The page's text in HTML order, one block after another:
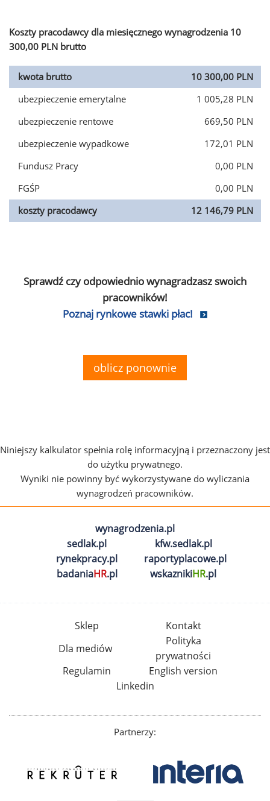
Koszty pracodawcy dla miesięcznego wynagrodzenia 10
300,00 PLN brutto
kwota brutto
10 300,00 PLN
ubezpieczenie emerytalne
1 005,28 PLN
ubezpieczenie rentowe
669,50 PLN
ubezpieczenie wypadkowe
172,01 PLN
Fundusz Pracy
0,00 PLN
FGŚP
0,00 PLN
koszty pracodawcy
12 146,79 PLN
Sprawdź czy odpowiednio wynagradzasz swoich
pracowników!
Poznaj rynkowe stawki płac!
oblicz ponownie
Niniejszy kalkulator spełnia rolę informacyjną i przeznaczony jest
do użytku prywatnego.
Wyniki nie powinny być wykorzystywane do wyliczania
wynagrodzeń pracowników.
wynagrodzenia.pl
sedlak.pl
kfw.sedlak.pl
rynekpracy.pl
raportyplacowe.pl
badaniaHR.pl wskaznikiHR.pl
Sklep
Kontakt
Dla mediów
Polityka
prywatności
Regulamin
English version
Linkedin
Partnerzy: